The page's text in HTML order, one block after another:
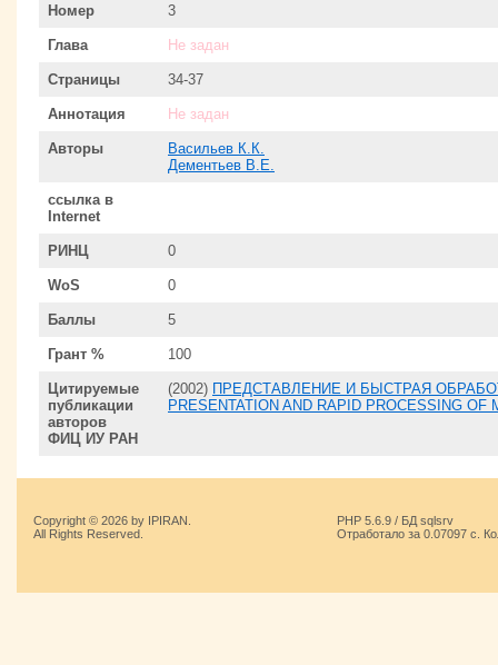
Номер 3
Глава Не задан
Страницы 34-37
Аннотация Не задан
Авторы
Васильев К.К.
Дементьев В.Е.
ссылка в
Internet
РИНЦ 0
WoS 0
Баллы 5
Грант % 100
Цитируемые
публикации
авторов
ФИЦ ИУ РАН
(2002) ПРЕДСТАВЛЕНИЕ И БЫСТРАЯ
PRESENTATION AND RAPID PROCESSING OF
Copyright © 2026 by IPIRAN.
All Rights Reserved.
PHP 5.6.9 / БД sqlsrv
Отработало за 0.07097 с.